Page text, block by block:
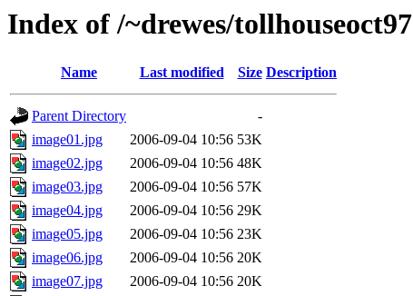
Index of /~drewes/tollhouseoct97
Name Last modified Size Description
Parent Directory
-
image01.jpg
2006-09-04 10:56 53K
image02.jpg
2006-09-04 10:56 48K
image03.jpg
2006-09-04 10:56 57K
image04.jpg
2006-09-04 10:56 29K
image05.jpg
2006-09-04 10:56 23K
image06.jpg
2006-09-04 10:56 20K
image07.jpg
2006-09-04 10:56 20K